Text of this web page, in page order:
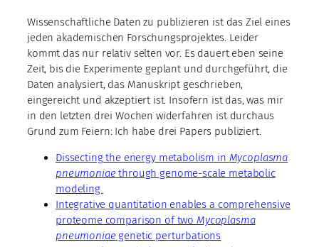
Wissenschaftliche Daten zu publizieren ist das Ziel eines
jeden akademischen Forschungsprojektes. Leider
kommt das nur relativ selten vor. Es dauert eben seine
Zeit, bis die Experimente geplant und durchgeführt, die
Daten analysiert, das Manuskript geschrieben,
eingereicht und akzeptiert ist. Insofern ist das, was mir
in den letzten drei Wochen widerfahren ist durchaus
Grund zum Feiern: Ich habe drei Papers publiziert.
Dissecting the energy metabolism in Mycoplasma
pneumoniaethrough genome-scale metabolic
modeling
Integrative quantitation enables a comprehensive
proteome comparison of two Mycoplasma
pneumoniaegenetic perturbations